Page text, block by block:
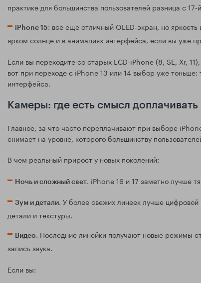
практике для большинства пользователей разница с
iPhone 15: всё ещё отличный OLED‑экран, но
ярком солнце и в анимациях интерфейса, если вы уже
Если вы переходите со старых LCD‑iPhone (8, SE, Xr,
вот при переходе с iPhone 13 или 14 выбор уже
интерфейса.
Камеры: где есть смысл доплачивать
Главное, за что часто переплачивают при выборе
снимает на уровне, которого большинству
В чём реальный прирост у новых поколений:
Ночь и сложный свет. iPhone 16 и 17 заметно лучше
Зум и детали. У более свежих линеек лучше
детали и текстуры.
Видео. Последние линейки получают новые режимы
запись звука.
Если вы: